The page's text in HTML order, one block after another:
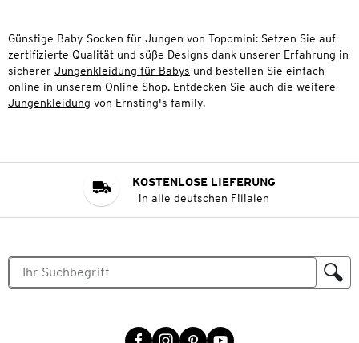
Günstige Baby-Socken für Jungen von Topomini: Setzen Sie auf
zertifizierte Qualität und süße Designs dank unserer Erfahrung in
sicherer Jungenkleidung für Babys und bestellen Sie einfach
online in unserem Online Shop. Entdecken Sie auch die weitere
Jungenkleidung von Ernsting's family.
KOSTENLOSE LIEFERUNG
in alle deutschen Filialen